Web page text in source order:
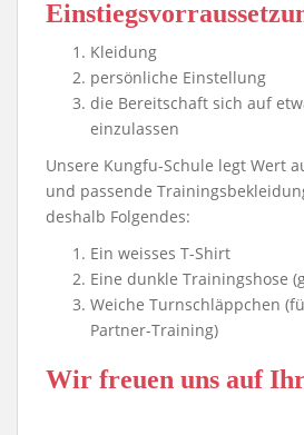
Kleidung
persönliche Einstellung
die Bereitschaft sich auf
einzulassen
Unsere Kungfu-Schule legt Wert
und passende
deshalb Folgendes:
Ein weisses T-Shirt
Eine dunkle Trainingshose
Weiche Turnschläppchen
Partner-Training)
Wir freuen uns auf